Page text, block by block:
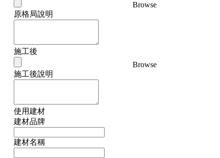
Browse
原格局說明
施工後
Browse
施工後說明
使用建材
建材品牌
建材名稱